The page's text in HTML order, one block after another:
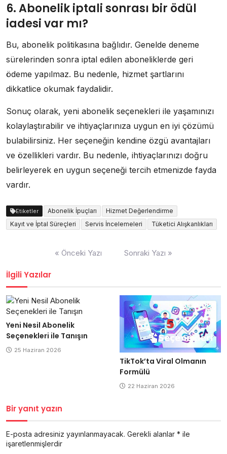
6. Abonelik iptali sonrası bir ödül
iadesi var mı?
Bu, abonelik politikasına bağlıdır. Genelde deneme
sürelerinden sonra iptal edilen aboneliklerde geri
ödeme yapılmaz. Bu nedenle, hizmet şartlarını
dikkatlice okumak faydalidir.
Sonuç olarak, yeni abonelik seçenekleri ile yaşamınızı
kolaylaştırabilir ve ihtiyaçlarınıza uygun en iyi çözümü
bulabilirsiniz. Her seçeneğin kendine özgü avantajları
ve özellikleri vardır. Bu nedenle, ihtiyaçlarınızı doğru
belirleyerek en uygun seçeneği tercih etmenizde fayda
vardır.
Etiketler Abonelik İpuçları
Hizmet Değerlendirme
Kayıt ve İptal Süreçleri
Servis İncelemeleri Tüketici Alışkanlıkları
« Önceki Yazı Sonraki Yazı »
İlgili Yazılar
Yeni Nesil Abonelik
Seçenekleri ile Tanışın
25 Haziran 2026
TikTok’ta Viral Olmanın
Formülü
22 Haziran 2026
Bir yanıt yazın
E-posta adresiniz yayınlanmayacak. Gerekli alanlar * ile
işaretlenmişlerdir